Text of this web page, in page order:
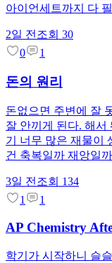
아이언세트까지 다
2일 전 조회 30
0
1
돈의 원리
돈없으면 주변에 잘
잘 안끼게 된다. 해서
기 너무 많은 재물이
건 축복일까 재앙일
3일 전 조회 134
1
1
AP Chemistry
학기가 시작하니 슬